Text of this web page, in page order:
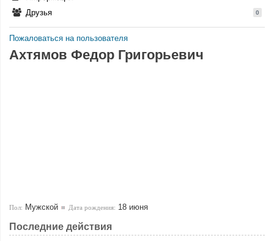
Друзья
0
Пожаловаться на пользователя
Ахтямов Федор Григорьевич
Пол: Мужской Дата рождения: 18 июня
Последние действия